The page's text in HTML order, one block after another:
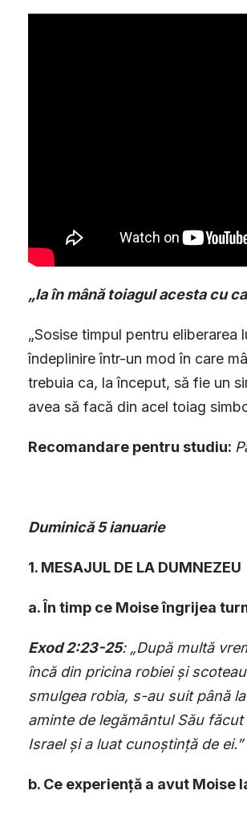
„Ia în mână toiagul acesta cu
„Sosise timpul pentru eliberarea
îndeplinire într-un mod în care
trebuia ca, la început, să fie un
avea să facă din acel toiag
Recomandare pentru studiu:
Duminică 5 ianuarie
1. MESAJUL DE LA DUMNEZEU
a. În timp ce Moise îngrijea
Exod 2:23-25: „După multă
încă din pricina robieiși
smulgea robia, s-au suit până
aminte de legământul Său
Israelși a luat cunoștință de ei.”
b. Ce experiență a avut Moise